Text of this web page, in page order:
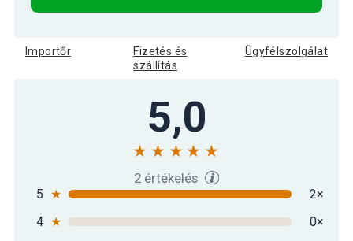
Importőr
Fizetés és
szállítás
Ügyfélszolgálat
5,0
2 értékelés
5 ★
2×
4 ★
0×